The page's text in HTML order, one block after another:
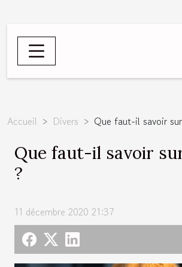
Accueil Divers Que faut-il savoir
Que faut-il savoir
?
11 décembre 2020 21:37